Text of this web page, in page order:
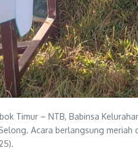
Timur – NTB, Babinsa
Acara berlangsung meriah